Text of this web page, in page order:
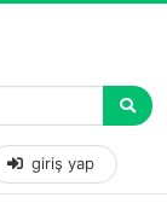
giriş yap